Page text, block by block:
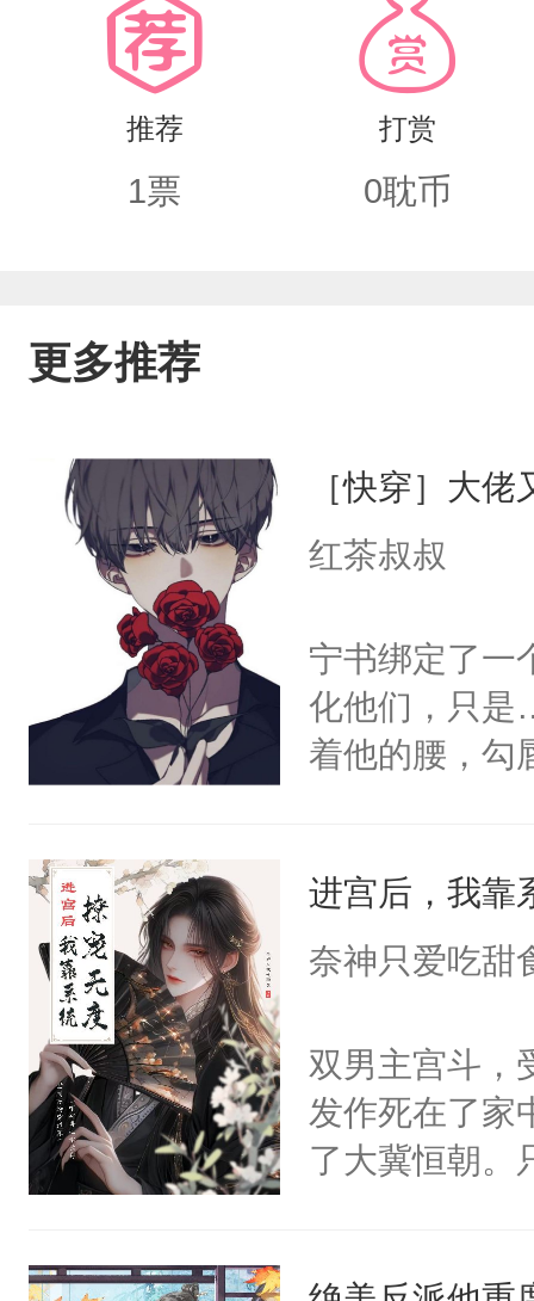
推荐
1票
打赏
0耽币
更多推荐
［快穿］大
红茶叔叔
宁书绑定了一
化他们，只是
着他的腰，勾
来，给老公亲
用力——为你
进宫后，我靠
奈神只爱吃甜
双男主宫斗，
发作死在了家
了大冀恒朝。